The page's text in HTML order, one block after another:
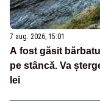
7 aug. 2026, 15:01
A fost găsit
pe stâncă. Va
lei